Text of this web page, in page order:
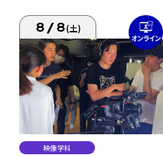
8/8(土)
映像学科